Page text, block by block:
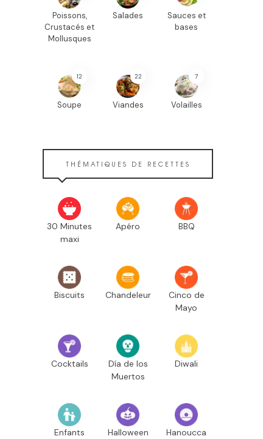
Poissons,
Crustacés et
Mollusques
Salades
Sauces et
bases
12
Soupe
22
Viandes
7
Volailles
THÉMATIQUES DE RECETTES
30 Minutes
maxi
Apéro BBQ
Biscuits Chandeleur
Cinco de
Mayo
Cocktails
Día de los
Muertos
Diwali
Enfants Halloween Hanoucca